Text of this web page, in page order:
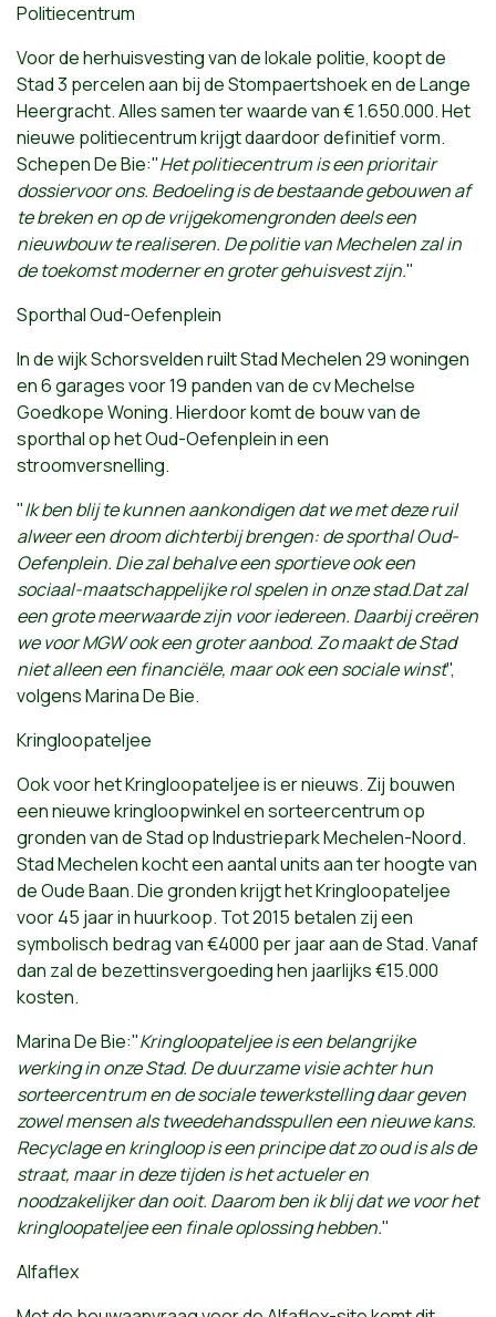
Politiecentrum
Voor de herhuisvesting van de lokale politie, koopt de
Stad 3 percelen aan bij de Stompaertshoek en de Lange
Heergracht. Alles samen ter waarde van € 1.650.000. Het
nieuwe politiecentrum krijgt daardoor definitief vorm.
Schepen De Bie:"Het politiecentrum is een prioritair
dossiervoor ons. Bedoeling is de bestaande gebouwen af
te breken en op de vrijgekomengronden deels een
nieuwbouw te realiseren. De politie van Mechelen zal in
de toekomst moderner en groter gehuisvest zijn."
Sporthal Oud-Oefenplein
In de wijk Schorsvelden ruilt Stad Mechelen 29 woningen
en 6 garages voor 19 panden van de cv Mechelse
Goedkope Woning. Hierdoor komt de bouw van de
sporthal op het Oud-Oefenplein in een
stroomversnelling.
"Ik ben blij te kunnen aankondigen dat we met deze ruil
alweer een droom dichterbij brengen: de sporthal Oud-
Oefenplein. Die zal behalve een sportieve ook een
sociaal-maatschappelijke rol spelen in onze stad.Dat zal
een grote meerwaarde zijn voor iedereen. Daarbij creëren
we voor MGW ook een groter aanbod. Zo maakt de Stad
niet alleen een financiële, maar ook een sociale winst",
volgens Marina De Bie.
Kringloopateljee
Ook voor het Kringloopateljee is er nieuws. Zij bouwen
een nieuwe kringloopwinkel en sorteercentrum op
gronden van de Stad op Industriepark Mechelen-Noord.
Stad Mechelen kocht een aantal units aan ter hoogte van
de Oude Baan. Die gronden krijgt het Kringloopateljee
voor 45 jaar in huurkoop. Tot 2015 betalen zij een
symbolisch bedrag van €4000 per jaar aan de Stad. Vanaf
dan zal de bezettinsvergoeding hen jaarlijks €15.000
kosten.
Marina De Bie:"Kringloopateljee is een belangrijke
werking in onze Stad. De duurzame visie achter hun
sorteercentrum en de sociale tewerkstelling daar geven
zowel mensen als tweedehandsspullen een nieuwe kans.
Recyclage en kringloop is een principe dat zo oud is als de
straat, maar in deze tijden is het actueler en
noodzakelijker dan ooit. Daarom ben ik blij dat we voor het
kringloopateljee een finale oplossing hebben."
Alfaflex